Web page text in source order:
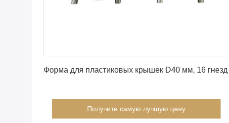
Форма для пластиковых крышек D40 мм, 16 гнезд
Получите самую лучшую цену